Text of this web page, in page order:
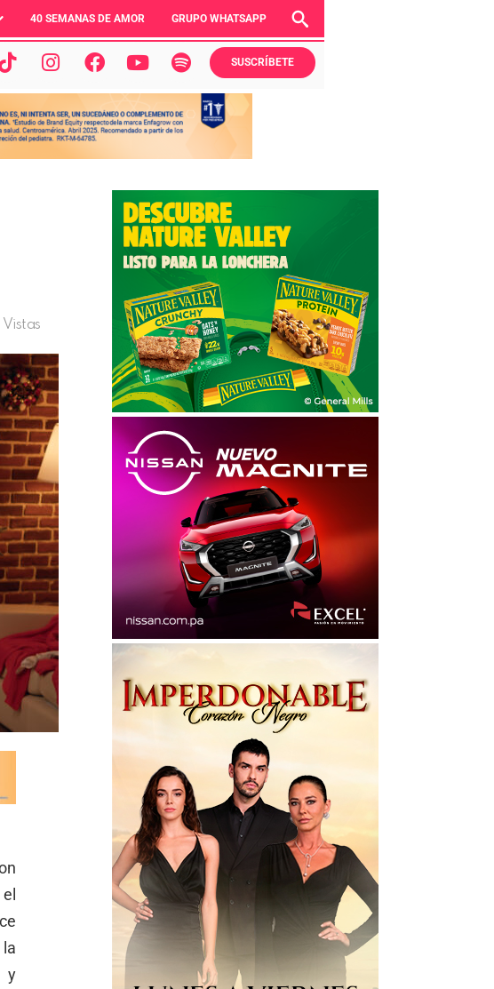
40 SEMANAS DE AMOR GRUPO WHATSAPP
SUSCRÍBETE
Vistas
y